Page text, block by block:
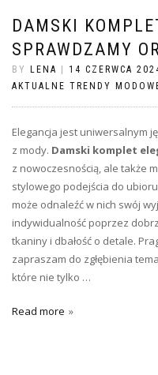
DAMSKI
SPRAWDZAMY
BY LENA | 14 CZERWCA
AKTUALNE TRENDY
Elegancja jest uniwersalnym
z mody. Damski komplet
z nowoczesnością, ale także
stylowego podejścia do
może odnaleźć w nich swój
indywidualność poprzez
tkaniny i dbałość o detale.
zapraszam do zgłębienia
które nie tylko …
Read more